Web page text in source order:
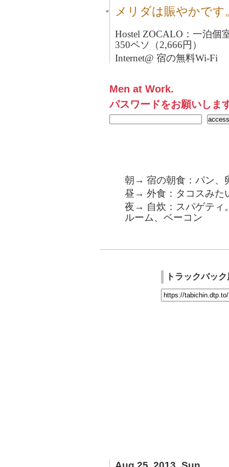
■ メリダは賑やかで
Hostel ZOCALO：一泊個
350ペソ（2,666円）
Internet@ 宿の無料Wi-Fi
Men at Work.
パスワードをお願いしま
朝→ 宿の朝食：パン、
昼→ 外食：タコスみた
夜→ 自炊：スパゲティ
ルーム、ベーコン
トラックバッ